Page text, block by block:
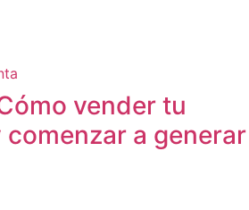
vender tu
a generar